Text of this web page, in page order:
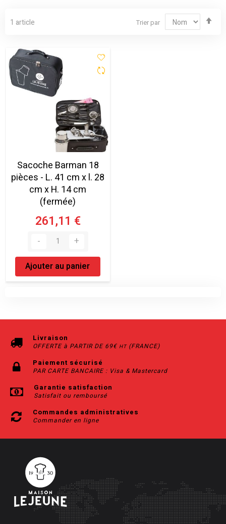
1 article Trier par
Sacoche Barman 18
pièces - L. 41 cm x l. 28
cm x H. 14 cm
(fermée)
261,11 €
Ajouter au panier
Livraison
OFFERTE à PARTIR DE 69€ HT(FRANCE)
Paiement sécurisé
PAR CARTE BANCAIRE : Visa & Mastercard
Garantie satisfaction
Satisfait ou remboursé
Commandes administratives
Commander en ligne